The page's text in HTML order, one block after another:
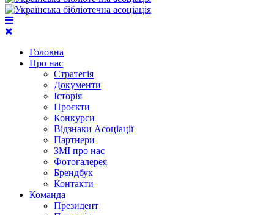
Головна
Про нас
Стратегія
Документи
Історія
Проєкти
Конкурси
Відзнаки Асоціації
Партнери
ЗМІ про нас
Фотогалерея
Брендбук
Контакти
Команда
Президент